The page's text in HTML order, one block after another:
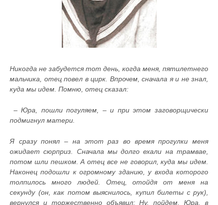
Никогда не забудется тот день, когда меня, пятилетнего
мальчика, отец повел в цирк. Впрочем, сначала я и не знал,
куда мы идем. Помню, отец сказал:
– Юра, пошли погуляем, – и при этом заговорщически
подмигнул матери.
Я сразу понял – на этот раз во время прогулки меня
ожидает сюрприз. Сначала мы долго ехали на трамвае,
потом шли пешком. А отец все не говорил, куда мы идем.
Наконец подошли к огромному зданию, у входа которого
толпилось много людей. Отец, отойдя от меня на
секунду (он, как потом выяснилось, купил билеты с рук),
вернулся и торжественно объявил: Ну, пойдем, Юра, в